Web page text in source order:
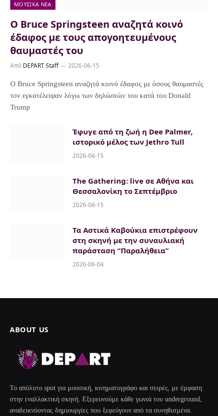
ΜΟΥΣΙΚΆ ΝΈΑ
Ο Bruce Springsteen αναζητά κοινό
έδαφος με τους απογοητευμένους
θαυμαστές του
Από DEPART Staff 2026-06-15
Ο Bruce Springsteen αναζητά κοινό έδαφος με όσους θαυμαστές
τον εγκατέλειψαν λόγω των δηλώσεών του κατά του Donald
Trump
Έφυγε από τη ζωή η Dee Palmer,
ιστορικό μέλος των Jethro Tull
2026-06-15
The Gathering: live σε Αθήνα και
Θεσσαλονίκη το Σεπτέμβριο
2026-06-15
Τα Αστικά Καβούκια επιστρέφουν
στη σκηνή με την συναυλιακή
παράσταση “Παραλήθεια”
2026-06-04
ABOUT US
Το απόλυτο spot για μουσική, κινηματογράφο και σειρές, με έμφαση
στην εναλλακτική σκηνή. Εξερευνούμε κάθε γωνιά του underground,
αναδεικνύοντας δημιουργίες που ξεφεύγουν από τα συνηθισμένα.